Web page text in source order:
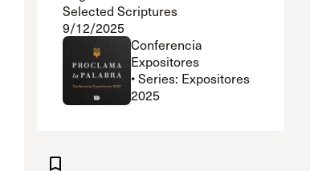
Selected Scriptures
9/12/2025
Conferencia
Expositores
• Series: Expositores
2025